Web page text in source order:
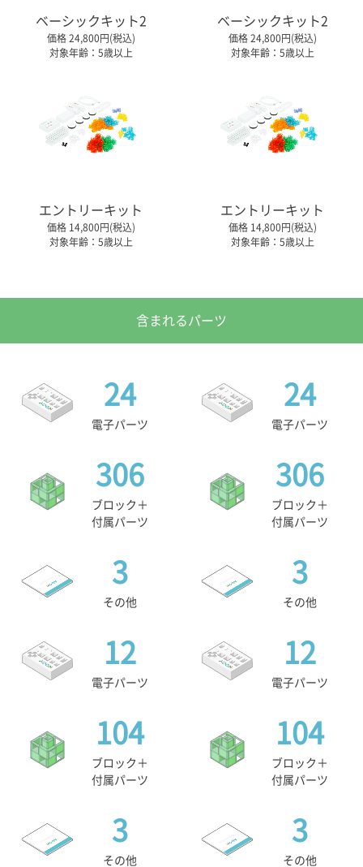
ベーシックキット2
価格 24,800円(税込)
対象年齢：5歳以上
エントリーキット
価格 14,800円(税込)
対象年齢：5歳以上
ベーシックキット2
価格 24,800円(税込)
対象年齢：5歳以上
エントリーキット
価格 14,800円(税込)
対象年齢：5歳以上
含まれるパーツ
24
電子パーツ
306
ブロック＋
付属パーツ
3
その他
12
電子パーツ
104
ブロック＋
付属パーツ
3
その他
24
電子パーツ
306
ブロック＋
付属パーツ
3
その他
12
電子パーツ
104
ブロック＋
付属パーツ
3
その他